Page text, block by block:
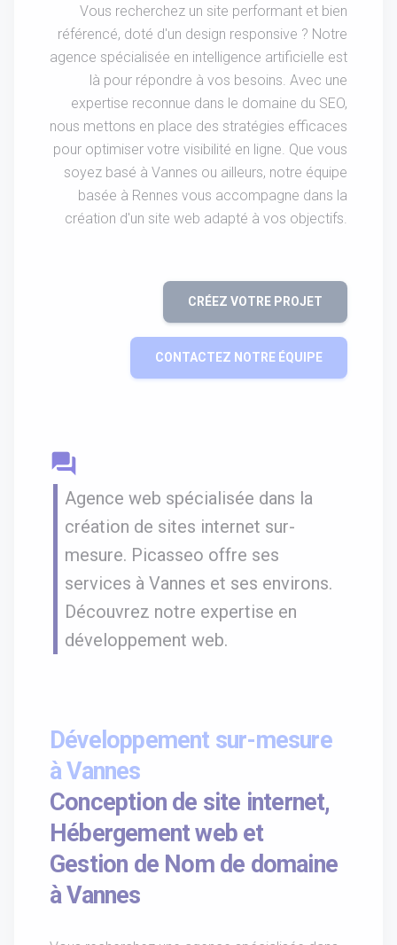
Vous recherchez un site performant et bien
référencé, doté d'un design responsive ? Notre
agence spécialisée en intelligence artificielle est
là pour répondre à vos besoins. Avec une
expertise reconnue dans le domaine du SEO,
nous mettons en place des stratégies efficaces
pour optimiser votre visibilité en ligne. Que vous
soyez basé à Vannes ou ailleurs, notre équipe
basée à Rennes vous accompagne dans la
création d'un site web adapté à vos objectifs.
CRÉEZ VOTRE PROJET
CONTACTEZ NOTRE ÉQUIPE
question_answer
Agence web spécialisée dans la
création de sites internet sur-
mesure. Picasseo offre ses
services à Vannes et ses environs.
Découvrez notre expertise en
développement web.
Développement sur-mesure
à Vannes
Conception de site internet,
Hébergement web et
Gestion de Nom de domaine
à Vannes